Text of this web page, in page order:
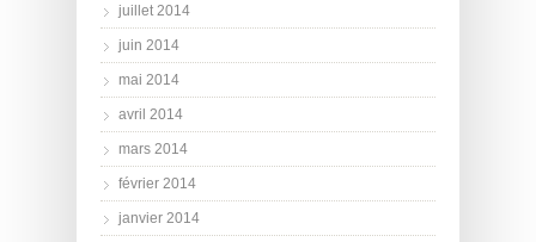
juillet 2014
juin 2014
mai 2014
avril 2014
mars 2014
février 2014
janvier 2014